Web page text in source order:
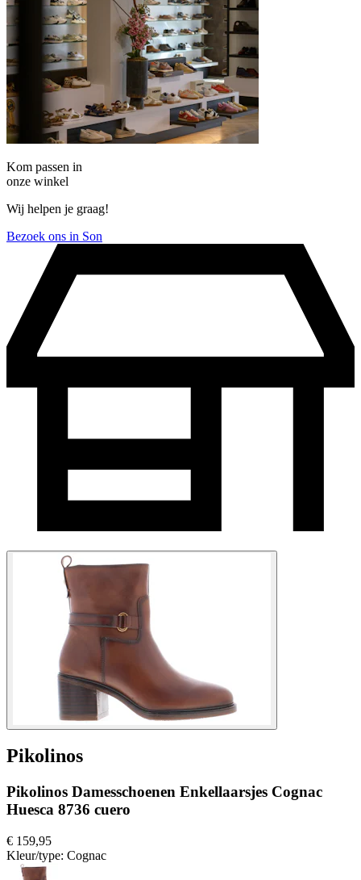
Kom passen in
onze winkel
Wij helpen je graag!
Bezoek ons in Son
Pikolinos
Pikolinos Damesschoenen Enkellaarsjes Cognac
Huesca 8736 cuero
€ 159,95
Kleur/type: Cognac